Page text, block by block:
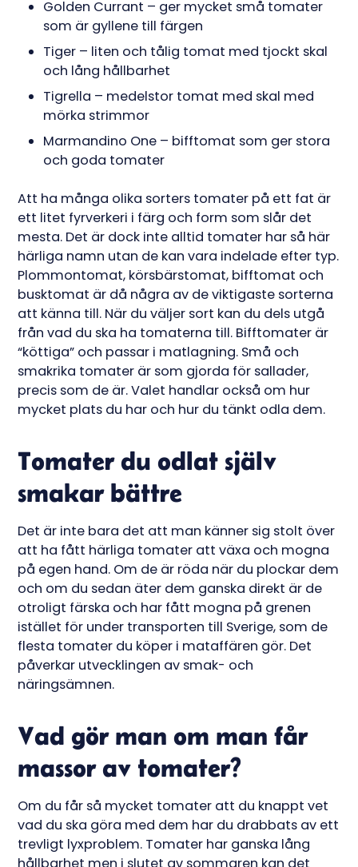
Golden Currant – ger mycket små tomater
som är gyllene till färgen
Tiger – liten och tålig tomat med tjockt skal
och lång hållbarhet
Tigrella – medelstor tomat med skal med
mörka strimmor
Marmandino One – bifftomat som ger stora
och goda tomater
Att ha många olika sorters tomater på ett fat är
ett litet fyrverkeri i färg och form som slår det
mesta. Det är dock inte alltid tomater har så här
härliga namn utan de kan vara indelade efter typ.
Plommontomat, körsbärstomat, bifftomat och
busktomat är då några av de viktigaste sorterna
att känna till. När du väljer sort kan du dels utgå
från vad du ska ha tomaterna till. Bifftomater är
“köttiga” och passar i matlagning. Små och
smakrika tomater är som gjorda för sallader,
precis som de är. Valet handlar också om hur
mycket plats du har och hur du tänkt odla dem.
Tomater du odlat själv
smakar bättre
Det är inte bara det att man känner sig stolt över
att ha fått härliga tomater att växa och mogna
på egen hand. Om de är röda när du plockar dem
och om du sedan äter dem ganska direkt är de
otroligt färska och har fått mogna på grenen
istället för under transporten till Sverige, som de
flesta tomater du köper i mataffären gör. Det
påverkar utvecklingen av smak- och
näringsämnen.
Vad gör man om man får
massor av tomater?
Om du får så mycket tomater att du knappt vet
vad du ska göra med dem har du drabbats av ett
trevligt lyxproblem. Tomater har ganska lång